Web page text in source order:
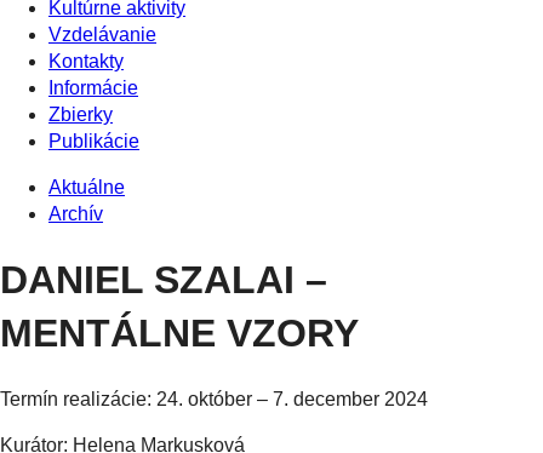
Kultúrne aktivity
Vzdelávanie
Kontakty
Informácie
Zbierky
Publikácie
Aktuálne
Archív
DANIEL SZALAI –
MENTÁLNE VZORY
Termín realizácie: 24. október – 7. december 2024
Kurátor: Helena Markusková